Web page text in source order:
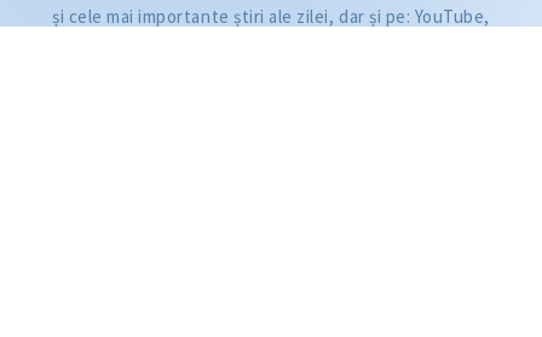
și cele mai importante știri ale zilei, dar și pe: YouTube,